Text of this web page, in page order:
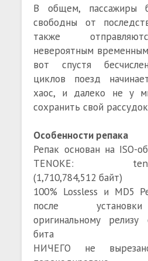
В общем, пассажиры
свободны от
также
невероятным
вот спустя
циклов поезд
хаос, и далеко не у
сохранить свой
Особенности репака
Репак основан на ISO-
TENOKE: tenoke-
(1,710,784,512 байт)
100% Lossless и MD5
после
оригинальному
бита
НИЧЕГО не